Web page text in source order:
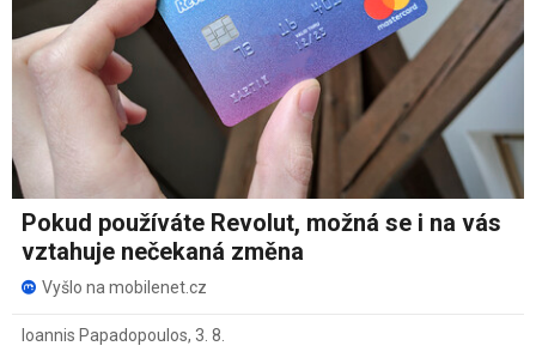
Pokud používáte Revolut, možná se i na vás
vztahuje nečekaná změna
Vyšlo na mobilenet.cz
Ioannis Papadopoulos, 3. 8.